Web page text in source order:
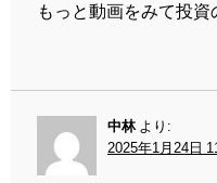
もっと動画をみて投資
中林
より:
2025年1月24日